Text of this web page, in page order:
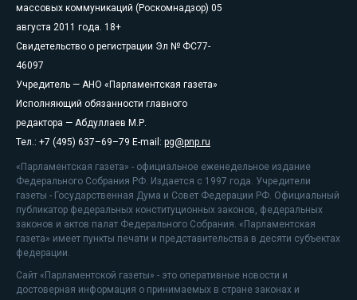
массовых коммуникаций (Роскомнадзор) 05
августа 2011 года. 18+
Свидетельство о регистрации Эл № ФС77-
46097
Учредитель — АНО «Парламентская газета»
Исполняющий обязанности главного
редактора — Абдуллаев М.Р.
Тел.: +7 (495) 637–69–79 E-mail: pg@pnp.ru
«Парламентская газета» - официальное еженедельное издание
Федерального Собрания РФ. Издается с 1997 года. Учредители
газеты - Государственная Дума и Совет Федерации РФ. Официальный
публикатор федеральных конституционных законов, федеральных
законов и актов палат Федерального Собрания. «Парламентская
газета» имеет пункты печати и представительства в десяти субъектах
федерации.
Сайт «Парламентской газеты» - это оперативные новости и
достоверная информация о принимаемых в стране законах и